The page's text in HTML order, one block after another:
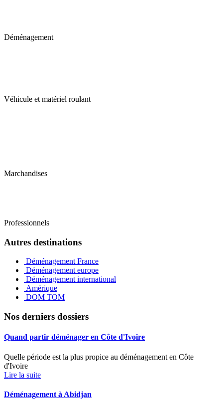
Déménagement
Véhicule et matériel roulant
Marchandises
Professionnels
Autres destinations
Déménagement France
Déménagement europe
Déménagement international
Amérique
DOM TOM
Nos derniers dossiers
Quand partir déménager en Côte d'Ivoire
Quelle période est la plus propice au déménagement en Côte
d'Ivoire
Lire la suite
Déménagement à Abidjan